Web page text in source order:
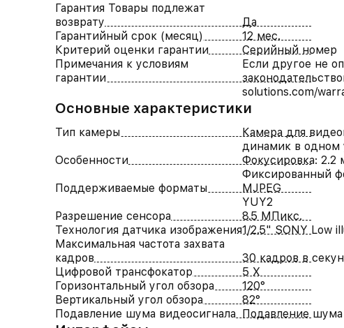
Гарантия Товары подлежат
возврату
Да
Гарантийный срок (месяц)
12 мес.
Критерий оценки гарантии
Серийный номер
Примечания к условиям
гарантии
Если другое не
solutions.com/
Основные характеристики
Тип камеры
Камера для
динамик в одном
Особенности
Фокусировка: 2.2
Фиксированный
Поддерживаемые форматы
MJPEG
YUY2
Разрешение сенсора
8.5 МПикс.
Технология датчика изображения1/2.5" SONY Low
Максимальная частота захвата
кадров
30 кадров в
Цифровой трансфокатор
5 X
Горизонтальный угол обзора
120°
Вертикальный угол обзора
82°
Подавление шума видеосигнала Подавление